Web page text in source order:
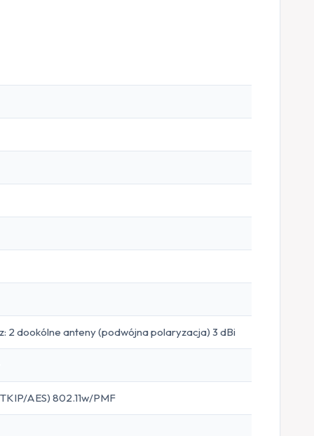
2 dookólne anteny (podwójna polaryzacja) 3 dBi
AES) 802.11w/PMF